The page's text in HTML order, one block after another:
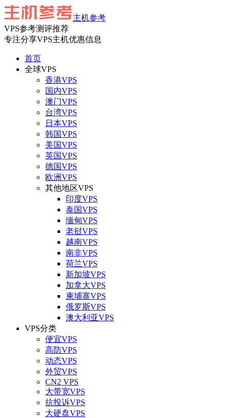
主机参考
VPS参考测评推荐
专注分享VPS主机优惠信息
首页
全球VPS
香港VPS
国内VPS
澳门VPS
台湾VPS
日本VPS
韩国VPS
美国VPS
英国VPS
德国VPS
欧洲VPS
其他地区VPS
印度VPS
泰国VPS
缅甸VPS
老挝VPS
越南VPS
南非VPS
荷兰VPS
新加坡VPS
加拿大VPS
柬埔寨VPS
俄罗斯VPS
澳大利亚VPS
VPS分类
便宜VPS
高防VPS
动态VPS
外贸VPS
CN2 VPS
大带宽VPS
抗投诉VPS
大硬盘VPS